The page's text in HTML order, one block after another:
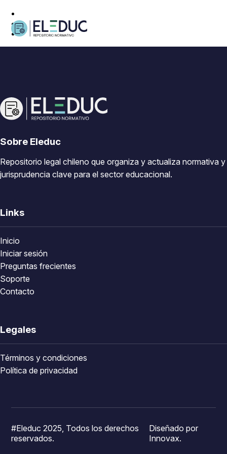
Sobre Eleduc
Repositorio legal chileno que organiza y actualiza normativa y
jurisprudencia clave para el sector educacional.
Links
Inicio
Iniciar sesión
Preguntas frecientes
Soporte
Contacto
Legales
Términos y condiciones
Política de privacidad
#Eleduc 2025, Todos los derechos
reservados.
Diseñado por
Innovax.